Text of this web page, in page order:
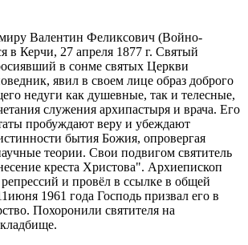
Валентин Феликсович (Войно-
в Керчи, 27 апреля 1877 г. Святый
в сонме святых Церкви
явил в своем лице образ доброго
недуги как душевные, так и телесные,
служения архипастыря и врача. Его
пробуждают веру и убеждают
бытия Божия, опровергая
теории. Свои подвигом святитель
креста Христова". Архиепископ
и провёл в ссылке в общей
1961 года Господь призвал его в
Похоронили святителя на